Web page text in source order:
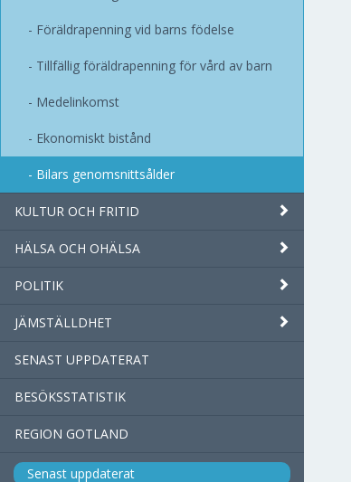
Föräldrapenning vid barns födelse
Tillfällig föräldrapenning för vård av barn
Medelinkomst
Ekonomiskt bistånd
Bilars genomsnittsålder
KULTUR OCH FRITID
HÄLSA OCH OHÄLSA
POLITIK
JÄMSTÄLLDHET
SENAST UPPDATERAT
BESÖKSSTATISTIK
REGION GOTLAND
Senast uppdaterat